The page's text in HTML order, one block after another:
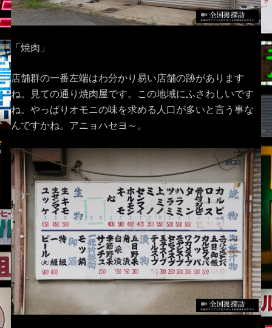
「焼肉」
店舗群の一番左端はわ分かり易い店舗の跡があります
ね。見ての通り焼肉屋です。この地域にふさわしいです
ね。やっぱりオモニの味を求める人口が多いと言う事な
んですかね。アニョハセヨ～。